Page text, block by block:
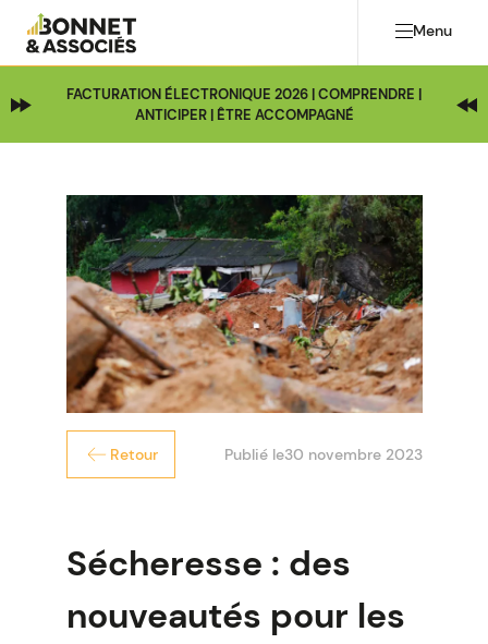
Menu
FACTURATION ÉLECTRONIQUE 2026 | COMPRENDRE |
ANTICIPER | ÊTRE ACCOMPAGNÉ
Retour Publié le30 novembre 2023
Sécheresse : des
nouveautés pour les